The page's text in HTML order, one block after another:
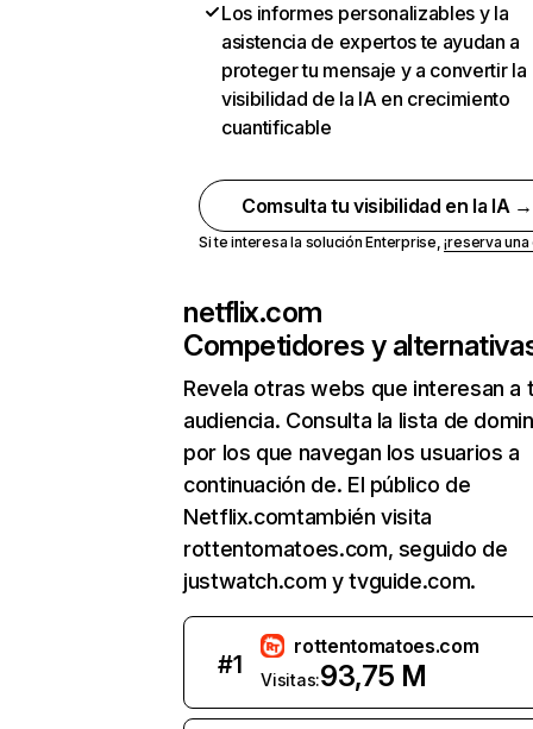
Los informes personalizables y la
asistencia de expertos te ayudan a
proteger tu mensaje y a convertir la
visibilidad de la IA en crecimiento
cuantificable
Comsulta tu visibilidad en la IA →
Si te interesa la solución Enterprise,¡reserva
netflix.com
Competidores y
Revela otras webs que interesan a
audiencia. Consulta la lista de
por los que navegan los usuarios a
continuación de. El público de
Netflix.comtambién visita
rottentomatoes.com, seguido de
justwatch.com y tvguide.com.
#1
rottentomatoes.com
Visitas:93,75 M